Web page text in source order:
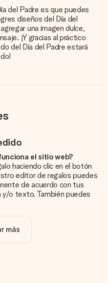
del Padre es que puedes
diseños del Día del
una imagen dulce,
¡Y gracias al práctico
del Día del Padre estará
el sitio web?
haciendo clic en el botón
editor de regalos puedes
de acuerdo con tus
y/o texto. También puedes
en el precio?
web incluye la
tiene la calidad
más